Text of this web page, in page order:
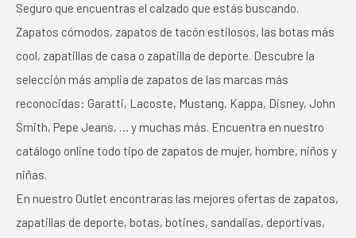
Seguro que encuentras el calzado que estás buscando.
Zapatos cómodos, zapatos de tacón estilosos, las botas más
cool, zapatillas de casa o zapatilla de deporte. Descubre la
selección más amplia de zapatos de las marcas más
reconocidas: Garatti, Lacoste, Mustang, Kappa, Disney, John
Smith, Pepe Jeans, … y muchas más. Encuentra en nuestro
catálogo online todo tipo de zapatos de mujer, hombre, niños y
niñas.
En nuestro Outlet encontraras las mejores ofertas de zapatos,
zapatillas de deporte, botas, botines, sandalias, deportivas,